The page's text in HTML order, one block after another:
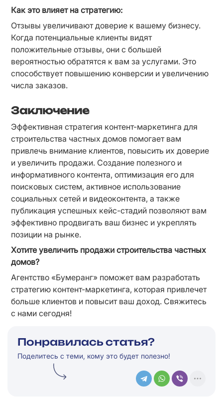
Как это влияет на стратегию:
Отзывы увеличивают доверие к вашему бизнесу.
Когда потенциальные клиенты видят
положительные отзывы, они с большей
вероятностью обратятся к вам за услугами. Это
способствует повышению конверсии и увеличению
числа заказов.
Заключение
Эффективная стратегия контент-маркетинга для
строительства частных домов помогает вам
привлечь внимание клиентов, повысить их доверие
и увеличить продажи. Создание полезного и
информативного контента, оптимизация его для
поисковых систем, активное использование
социальных сетей и видеоконтента, а также
публикация успешных кейс-стадий позволяют вам
эффективно продвигать ваш бизнес и укреплять
позиции на рынке.
Хотите увеличить продажи строительства частных
домов?
Агентство «Бумеранг» поможет вам разработать
стратегию контент-маркетинга, которая привлечет
больше клиентов и повысит ваш доход. Свяжитесь
с нами сегодня!
Понравилась статья?
Поделитесь с теми, кому это будет полезно!